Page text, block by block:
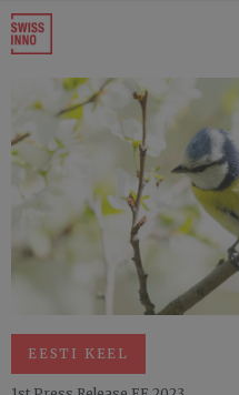
EESTI KEEL